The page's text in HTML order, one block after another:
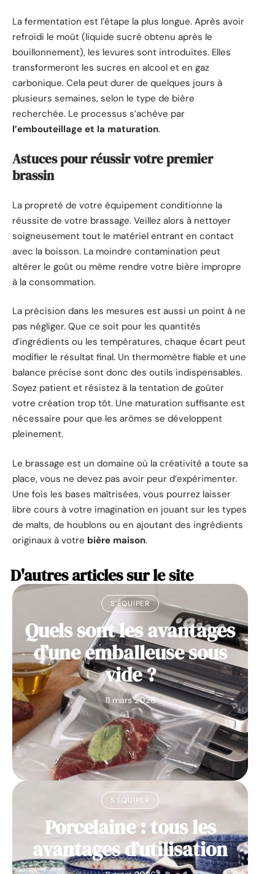
La fermentation est l’étape la plus longue. Après avoir
refroidi le moût (liquide sucré obtenu après le
bouillonnement), les levures sont introduites. Elles
transformeront les sucres en alcool et en gaz
carbonique. Cela peut durer de quelques jours à
plusieurs semaines, selon le type de bière
recherchée. Le processus s’achève par
l’embouteillage et la maturation.
Astuces pour réussir votre premier
brassin
La propreté de votre équipement conditionne la
réussite de votre brassage. Veillez alors à nettoyer
soigneusement tout le matériel entrant en contact
avec la boisson. La moindre contamination peut
altérer le goût ou même rendre votre bière impropre
à la consommation.
La précision dans les mesures est aussi un point à ne
pas négliger. Que ce soit pour les quantités
d’ingrédients ou les températures, chaque écart peut
modifier le résultat final. Un thermomètre fiable et une
balance précise sont donc des outils indispensables.
Soyez patient et résistez à la tentation de goûter
votre création trop tôt. Une maturation suffisante est
nécessaire pour que les arômes se développent
pleinement.
Le brassage est un domaine où la créativité a toute sa
place, vous ne devez pas avoir peur d’expérimenter.
Une fois les bases maîtrisées, vous pourrez laisser
libre cours à votre imagination en jouant sur les types
de malts, de houblons ou en ajoutant des ingrédients
originaux à votre bière maison.
D'autres articles sur le site
S'ÉQUIPER
Quels sont les avantages
d’une emballeuse sous
vide ?
11 mars 2026
S'ÉQUIPER
Porcelaine : tous les
avantages d’utilisation